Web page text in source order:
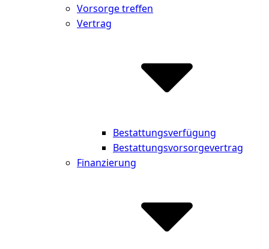
Vorsorge treffen
Vertrag
Bestattungsverfügung
Bestattungsvorsorgevertrag
Finanzierung